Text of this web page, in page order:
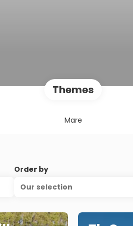
Themes
Mare
Order by
Our selection